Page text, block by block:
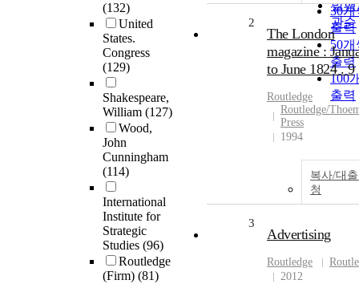
(132)
United
States.
Congress
(129)
Shakespeare,
William (127)
Wood,
John
Cunningham
(114)
International
Institute for
Strategic
Studies (96)
Routledge
(Firm) (81)
발행
관순
30개
출력
50개
출력
100
출력
2
The London
magazine :
to June 1824 . 9
Routledge
Routledge/
Press
1994
복사/대
청
3
Advertising
Routledge
2012